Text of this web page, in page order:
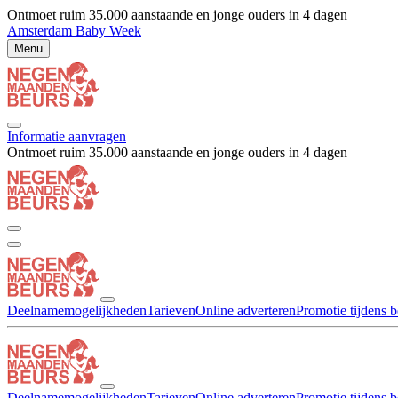
Ontmoet ruim 35.000 aanstaande en jonge ouders in 4 dagen
Amsterdam Baby Week
Menu
Informatie aanvragen
Ontmoet ruim 35.000 aanstaande en jonge ouders in 4 dagen
DeelnamemogelijkhedenTarievenOnline adverterenPromotie tijdens